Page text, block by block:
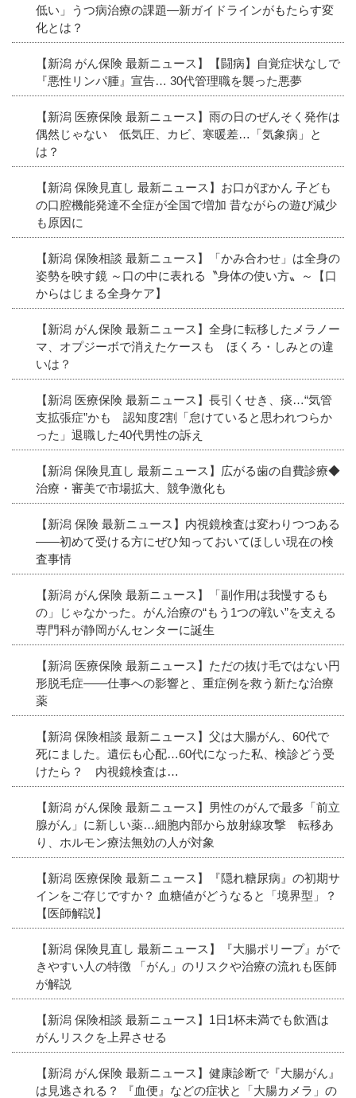
低い」うつ病治療の課題―新ガイドラインがもたらす変
化とは？
【新潟 がん保険 最新ニュース】【闘病】自覚症状なしで
『悪性リンパ腫』宣告… 30代管理職を襲った悪夢
【新潟 医療保険 最新ニュース】雨の日のぜんそく発作は
偶然じゃない 低気圧、カビ、寒暖差…「気象病」と
は？
【新潟 保険見直し 最新ニュース】お口がぽかん 子ども
の口腔機能発達不全症が全国で増加 昔ながらの遊び減少
も原因に
【新潟 保険相談 最新ニュース】「かみ合わせ」は全身の
姿勢を映す鏡 ～口の中に表れる〝身体の使い方〟～【口
からはじまる全身ケア】
【新潟 がん保険 最新ニュース】全身に転移したメラノー
マ、オプジーボで消えたケースも ほくろ・しみとの違
いは？
【新潟 医療保険 最新ニュース】長引くせき、痰…“気管
支拡張症”かも 認知度2割「怠けていると思われつらか
った」退職した40代男性の訴え
【新潟 保険見直し 最新ニュース】広がる歯の自費診療◆
治療・審美で市場拡大、競争激化も
【新潟 保険 最新ニュース】内視鏡検査は変わりつつある
――初めて受ける方にぜひ知っておいてほしい現在の検
査事情
【新潟 がん保険 最新ニュース】「副作用は我慢するも
の」じゃなかった。がん治療の“もう1つの戦い”を支える
専門科が静岡がんセンターに誕生
【新潟 医療保険 最新ニュース】ただの抜け毛ではない円
形脱毛症――仕事への影響と、重症例を救う新たな治療
薬
【新潟 保険相談 最新ニュース】父は大腸がん、60代で
死にました。遺伝も心配…60代になった私、検診どう受
けたら？ 内視鏡検査は…
【新潟 がん保険 最新ニュース】男性のがんで最多「前立
腺がん」に新しい薬…細胞内部から放射線攻撃 転移あ
り、ホルモン療法無効の人が対象
【新潟 医療保険 最新ニュース】『隠れ糖尿病』の初期サ
インをご存じですか？ 血糖値がどうなると「境界型」？
【医師解説】
【新潟 保険見直し 最新ニュース】『大腸ポリープ』がで
きやすい人の特徴 「がん」のリスクや治療の流れも医師
が解説
【新潟 保険相談 最新ニュース】1日1杯未満でも飲酒は
がんリスクを上昇させる
【新潟 がん保険 最新ニュース】健康診断で『大腸がん』
は見逃される？ 『血便』などの症状と「大腸カメラ」の